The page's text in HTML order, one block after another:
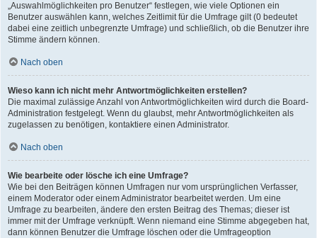
„Auswahlmöglichkeiten pro Benutzer“ festlegen, wie viele Optionen ein
Benutzer auswählen kann, welches Zeitlimit für die Umfrage gilt (0 bedeutet
dabei eine zeitlich unbegrenzte Umfrage) und schließlich, ob die Benutzer ihre
Stimme ändern können.
Nach oben
Wieso kann ich nicht mehr Antwortmöglichkeiten erstellen?
Die maximal zulässige Anzahl von Antwortmöglichkeiten wird durch die Board-
Administration festgelegt. Wenn du glaubst, mehr Antwortmöglichkeiten als
zugelassen zu benötigen, kontaktiere einen Administrator.
Nach oben
Wie bearbeite oder lösche ich eine Umfrage?
Wie bei den Beiträgen können Umfragen nur vom ursprünglichen Verfasser,
einem Moderator oder einem Administrator bearbeitet werden. Um eine
Umfrage zu bearbeiten, ändere den ersten Beitrag des Themas; dieser ist
immer mit der Umfrage verknüpft. Wenn niemand eine Stimme abgegeben hat,
dann können Benutzer die Umfrage löschen oder die Umfrageoption